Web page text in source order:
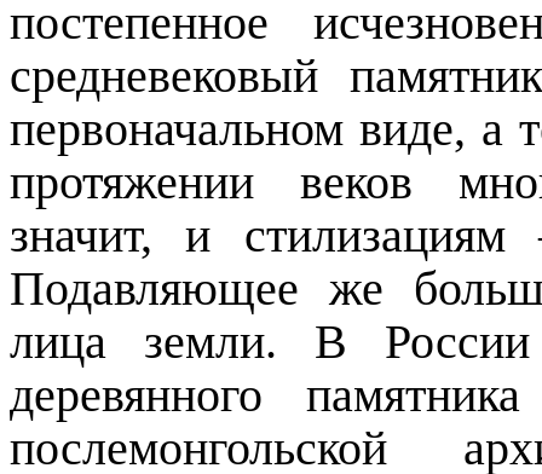
постепенное
средневековый
первоначальном виде, а
протяжении веков
значит, и
Подавляющее же
лица земли. В
деревянного
послемонгольской